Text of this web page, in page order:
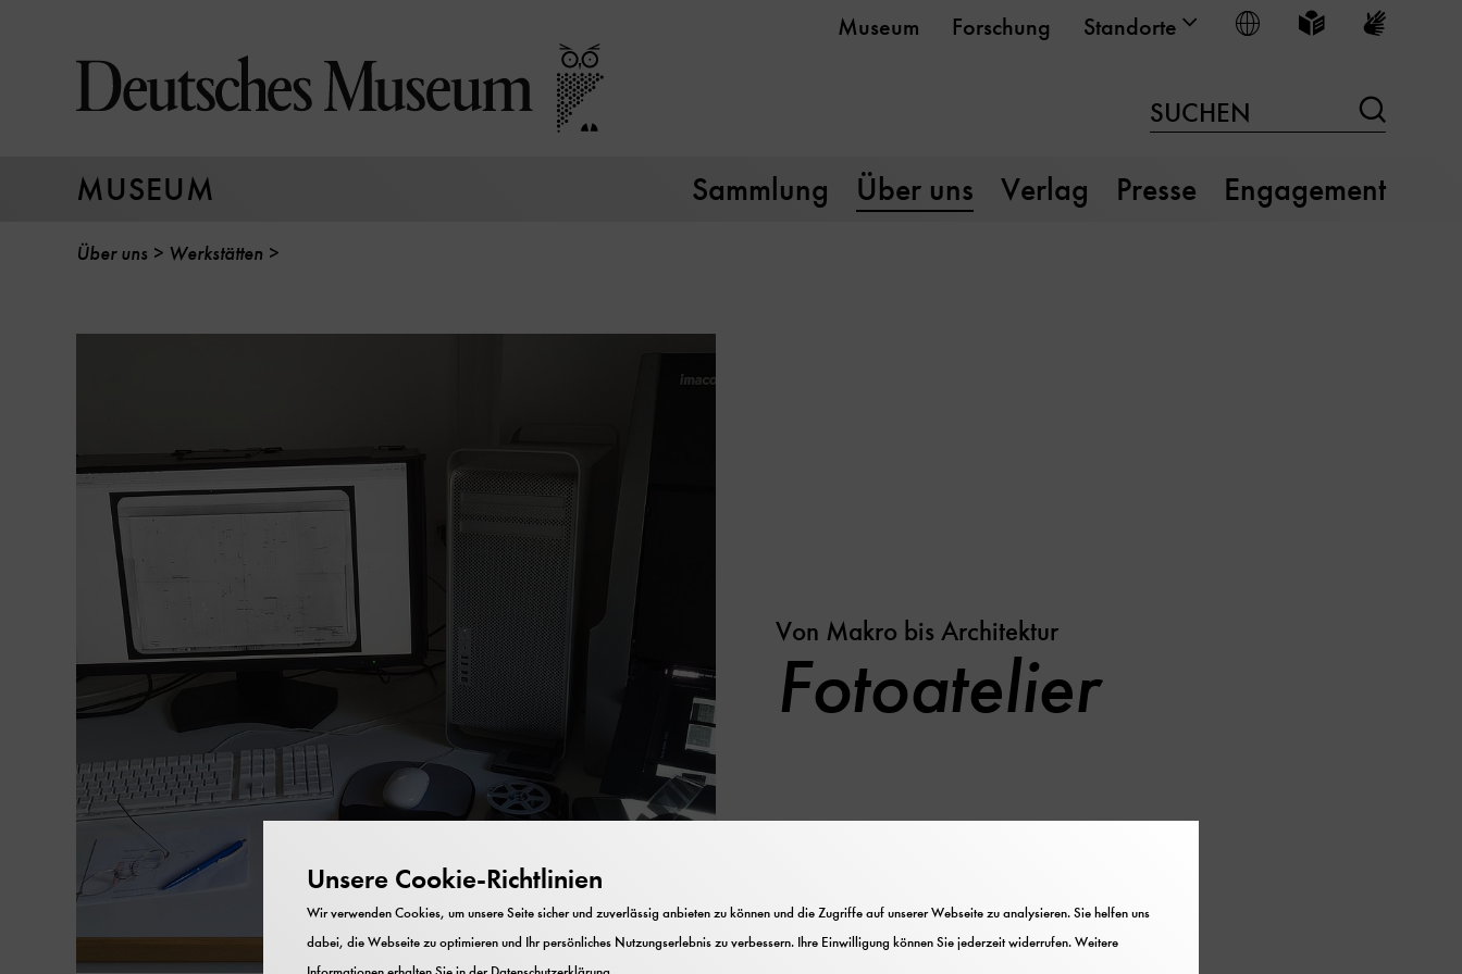
Seiteninhalt
springen
Museum Forschung Standorte Sprache wählen
Leichte Sprache
SUCHEN
MUSEUM Sammlung Über uns Verlag Presse Engagement
Über uns Werkstätten
Von Makro bis Architektur
Fotoatelier
Unsere Cookie-Richtlinien
Wir verwenden Cookies, um unsere Seite sicher und zuverlässig anbieten zu können und die Zugriffe auf unserer Webseite zu analysieren. Sie helfen uns
dabei, die Webseite zu optimieren und Ihr persönliches Nutzungserlebnis zu verbessern. Ihre Einwilligung können Sie jederzeit widerrufen. Weitere